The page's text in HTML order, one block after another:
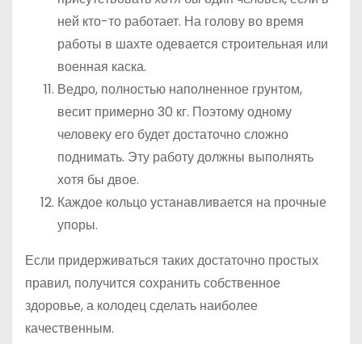
ней кто-то работает. На голову во время
работы в шахте одевается строительная или
военная каска.
Ведро, полностью наполненное грунтом,
весит примерно 30 кг. Поэтому одному
человеку его будет достаточно сложно
поднимать. Эту работу должны выполнять
хотя бы двое.
Каждое кольцо устанавливается на прочные
упоры.
Если придерживаться таких достаточно простых
правил, получится сохранить собственное
здоровье, а колодец сделать наиболее
качественным.